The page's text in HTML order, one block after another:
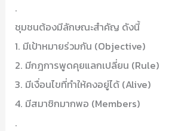
.
ชุมชนต้องมีลักษณะสำคัญ ดังนี้
1. มีเป้าหมายร่วมกัน (Objective)
2. มีกฎการพูดคุยแลกเปลี่ยน (Rule)
3. มีเงื่อนไขที่ทำให้คงอยู่ได้ (Alive)
4. มีสมาชิกมากพอ (Members)
.